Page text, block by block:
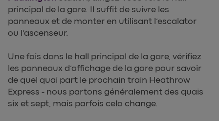
principal de la gare. Il suffit de suivre les
panneaux et de monter en utilisant l’escalator
ou l’ascenseur.
Une fois dans le hall principal de la gare, vérifiez
les panneaux d’affichage de la gare pour savoir
de quel quai part le prochain train Heathrow
Express - nous partons généralement des quais
six et sept, mais parfois cela change.